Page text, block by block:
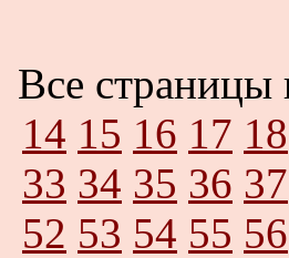
Все страницы
14 15 16 17 18
33 34 35 36 37
52 53 54 55 56